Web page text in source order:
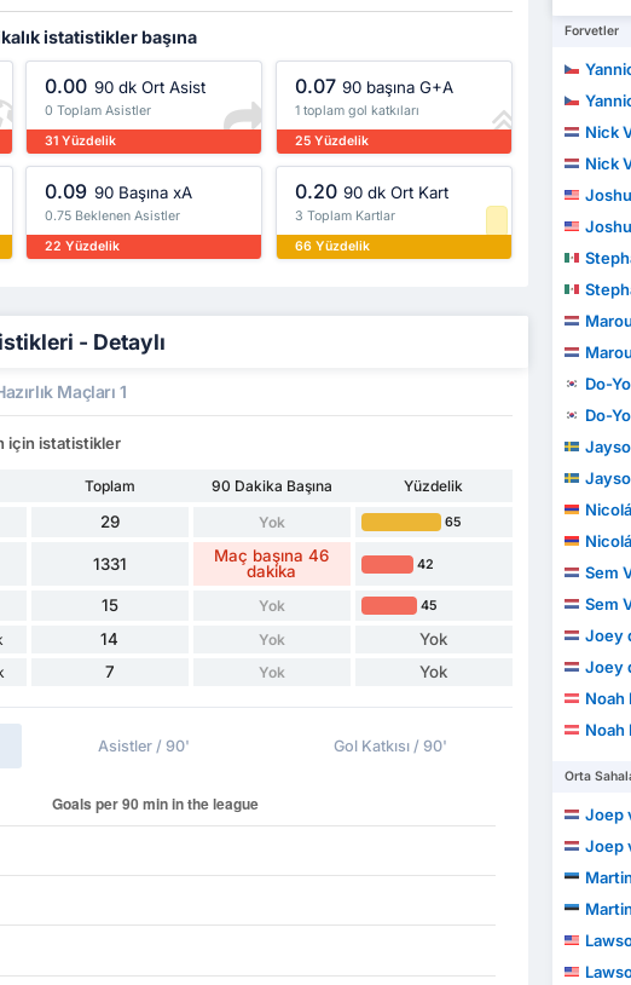
istatistikler başına
0.00 90 dk Ort Asist
0 Toplam Asistler
31 Yüzdelik
0.07 90 başına G+A
1 toplam gol katkıları
25 Yüzdelik
0.09 90 Başına xA
0.75 Beklenen Asistler
22 Yüzdelik
0.20 90 dk Ort Kart
3 Toplam Kartlar
66 Yüzdelik
- Detaylı
Maçları 1
için istatistikler
Toplam 90 Dakika Başına
Yüzdelik
29 Yok 65
1331
Maç başına 46
dakika
42
15 Yok 45
14 Yok Yok
7 Yok Yok
Asistler / 90' Gol Katkısı / 90'
Forvetler
Nick
Nick
Stephano
Stephano
Do-
Do-
Nicolás
Nicolás
Sem
Sem
Joey
Joey
Noah
Noah
Orta
Joep
Joep